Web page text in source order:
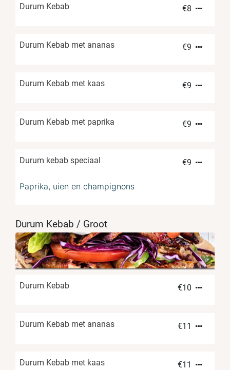
Durum Kebab €8
Durum Kebab met ananas €9
Durum Kebab met kaas €9
Durum Kebab met paprika €9
Durum kebab speciaal €9
Paprika, uien en champignons
Durum Kebab / Groot
Durum Kebab €10
Durum Kebab met ananas €11
Durum Kebab met kaas €11